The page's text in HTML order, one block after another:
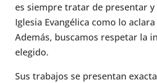
es siempre tratar de presentar
Iglesia Evangélica como lo
Además, buscamos respetar la
elegido.
Sus trabajos se presentan